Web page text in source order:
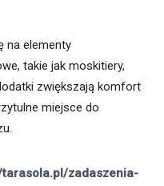
na elementy
takie jak moskitiery,
zwiększają komfort
miejsce do
zadaszenia-